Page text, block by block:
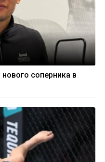
соперника в